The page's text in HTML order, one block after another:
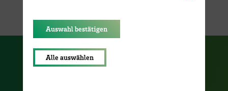
Zu unserer Facebook
Auswahl bestätigen
Alle auswählen